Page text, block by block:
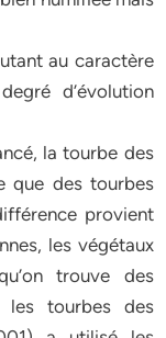
au caractère
d’évolution
la tourbe des
que des tourbes
provient
les végétaux
trouve des
les tourbes des